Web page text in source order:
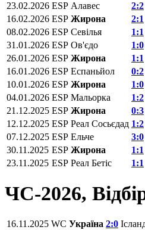
23.02.2026 ESP Алавес 2:2
16.02.2026 ESP Жирона 2:1
08.02.2026 ESP Севілья 1:1
31.01.2026 ESP Ов'єдо 1:0
26.01.2026 ESP Жирона 1:1
16.01.2026 ESP Еспаньйол 0:2
10.01.2026 ESP Жирона 1:0
04.01.2026 ESP Мальорка 1:2
21.12.2025 ESP Жирона 0:3
12.12.2025 ESP Реал Сосьєдад 1:2
07.12.2025 ESP Ельче 3:0
30.11.2025 ESP Жирона 1:1
23.11.2025 ESP Реал Бетіс 1:1
ЧС-2026,
16.11.2025 WC Україна 2:0